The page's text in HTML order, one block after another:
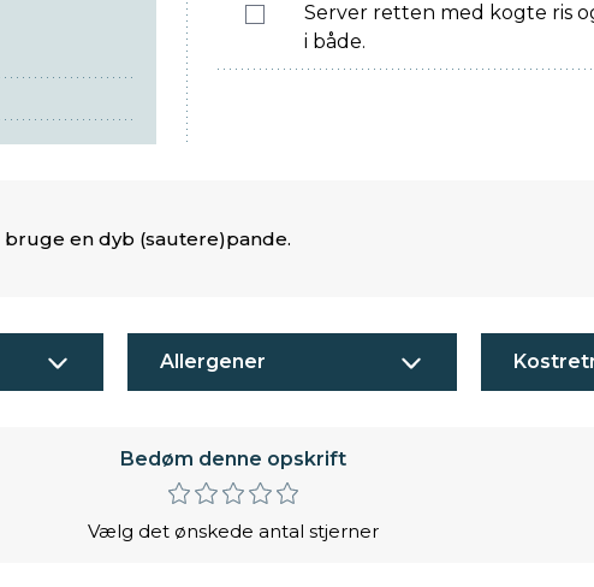
Server retten med kogte ris
i både.
en dyb (sautere)pande.
Allergener
Bedøm denne opskrift
Vælg det ønskede antal stjerner